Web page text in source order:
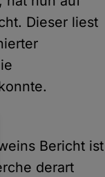
Dieser liest
Bericht ist
derart